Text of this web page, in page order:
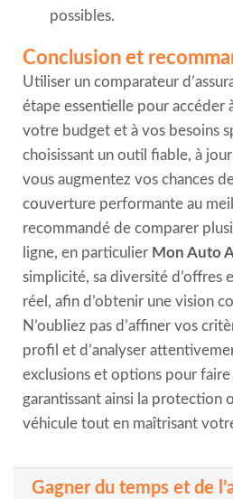
possibles.
Conclusion et
Utiliser un comparateur
étape essentielle pour accéder
votre budget et à vos besoins
choisissant un outil fiable, à
vous augmentez vos chances
couverture performante au
recommandé de comparer
ligne, en particulier Mon Auto
simplicité, sa diversité d’offres
réel, afin d’obtenir une vision
N’oubliez pas d’affiner vos
profil et d’analyser
exclusions et options pour faire
garantissant ainsi la protection
véhicule tout en maîtrisant
Gagner du temps et de